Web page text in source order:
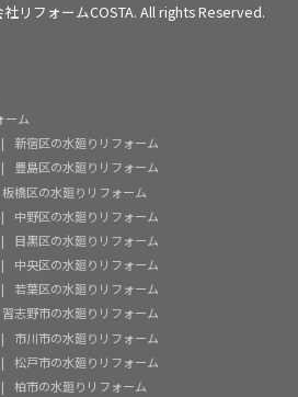
リフォームCOSTA. All rights Reserved.
ーム
新宿区の水廻りリフォーム
豊島区の水廻りリフォーム
板橋区の水廻りリフォーム
中野区の水廻りリフォーム
目黒区の水廻りリフォーム
中央区の水廻りリフォーム
若葉区の水廻りリフォーム
習志野市の水廻りリフォーム
市川市の水廻りリフォーム
松戸市の水廻りリフォーム
柏市の水廻りリフォーム